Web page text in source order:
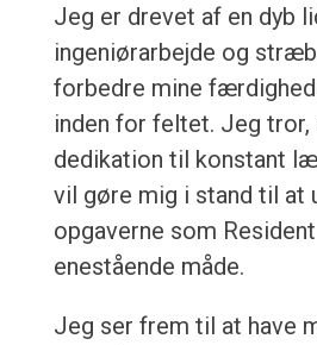
Jeg er drevet af en dyb
ingeniørarbejde og
forbedre mine
inden for feltet. Jeg tror,
dedikation til konstant
vil gøre mig i stand til at
opgaverne som
enestående måde.
Jeg ser frem til at have